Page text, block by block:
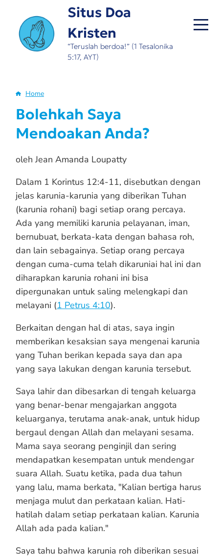
main
content
Situs Doa
Kristen
“Teruslah berdoa!” (1 Tesalonika
5:17, AYT)
Breadcrumb
Home
Bolehkah Saya
Mendoakan Anda?
oleh Jean Amanda Loupatty
Dalam 1 Korintus 12:4-11, disebutkan dengan
jelas karunia-karunia yang diberikan Tuhan
(karunia rohani) bagi setiap orang percaya.
Ada yang memiliki karunia pelayanan, iman,
bernubuat, berkata-kata dengan bahasa roh,
dan lain sebagainya. Setiap orang percaya
dengan cuma-cuma telah dikaruniai hal ini dan
diharapkan karunia rohani ini bisa
dipergunakan untuk saling melengkapi dan
melayani (1 Petrus 4:10).
Berkaitan dengan hal di atas, saya ingin
memberikan kesaksian saya mengenai karunia
yang Tuhan berikan kepada saya dan apa
yang saya lakukan dengan karunia tersebut.
Saya lahir dan dibesarkan di tengah keluarga
yang benar-benar mengajarkan anggota
keluarganya, terutama anak-anak, untuk hidup
bergaul dengan Allah dan melayani sesama.
Mama saya seorang penginjil dan sering
mendapatkan kesempatan untuk mendengar
suara Allah. Suatu ketika, pada dua tahun
yang lalu, mama berkata, "Kalian bertiga harus
menjaga mulut dan perkataan kalian. Hati-
hatilah dalam setiap perkataan kalian. Karunia
Allah ada pada kalian."
Saya tahu bahwa karunia roh diberikan sesuai